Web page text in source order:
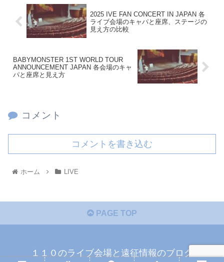
2025 IVE FAN CONCERTIN JAPAN 各
ライブ会場のキャパと座席、ステージの
見え方の比較
BABYMONSTER 1ST WORLD TOUR
ANNOUNCEMENT JAPAN 各会場のキャ
パと座席と見え方
コメント
コメントを書き込む
ホーム LIVE
PAGE TOP
１１０のライブ会場と遠征情報のブログ